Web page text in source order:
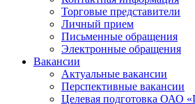
Торговые представители
Личный прием
Письменные обращения
Электронные обращения
Вакансии
Актуальные вакансии
Перспективные вакансии
Целевая подготовка ОАО